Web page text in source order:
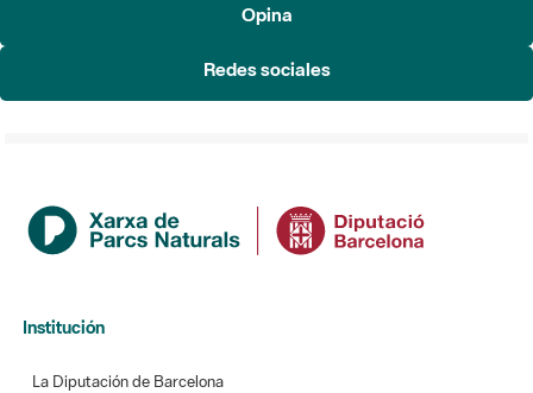
Opina
Redes sociales
Institución
La Diputación de Barcelona